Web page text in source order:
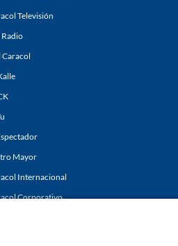
Televisión
Radio
Caracol
Mayor
Internacional
Corporativo